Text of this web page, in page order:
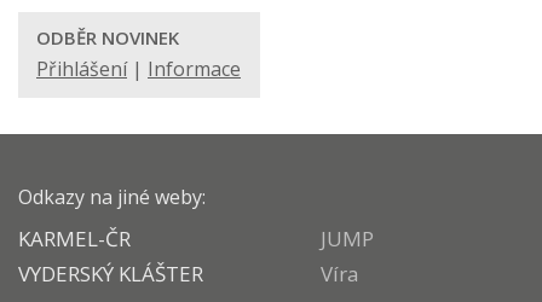
ODBĚR NOVINEK
Přihlášení | Informace
Odkazy na jiné weby:
KARMEL-ČR
VYDERSKÝ KLÁŠTER
JUMP
Víra